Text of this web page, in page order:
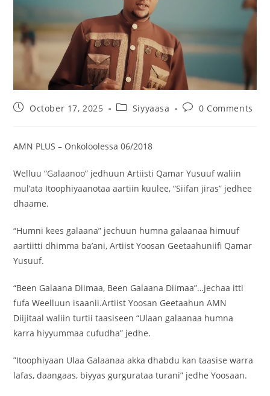
October 17, 2025 Siyyaasa 0 Comments
‎AMN PLUS – Onkoloolessa 06/2018
Welluu “Galaanoo” jedhuun Artiisti Qamar Yusuuf waliin
mul’ata Itoophiyaanotaa aartiin kuulee, “Siifan jiras” jedhee
dhaame.
“Humni kees galaana” jechuun humna galaanaa himuuf
aartiitti dhimma ba’ani, Artiist Yoosan Geetaahuniifi Qamar
Yusuuf.
“Been Galaana Diimaa, Been Galaana Diimaa”…jechaa itti
fufa Weelluun isaanii.Artiist Yoosan Geetaahun AMN
Diijitaal waliin turtii taasiseen “Ulaan galaanaa humna
karra hiyyummaa cufudha” jedhe.
‎”Itoophiyaan Ulaa Galaanaa akka dhabdu kan taasise warra
lafas, daangaas, biyyas gurgurataa turani” jedhe Yoosaan.